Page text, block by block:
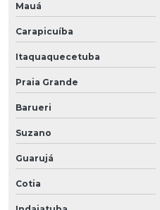
Mauá
Carapicuíba
Itaquaquecetuba
Praia Grande
Barueri
Suzano
Guarujá
Cotia